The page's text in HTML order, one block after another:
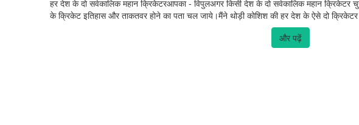
हर देश के दो सर्वकालिक महान क्रिकेटरआपका - विपुलअगर किसी देश के दो सर्वकालिक महान क्रिकेटर
के क्रिकेट इतिहास और ताकतवर होने का पता चल जाये।मैंने थोड़ी कोशिश की हर देश के ऐसे दो
और पढ़ें